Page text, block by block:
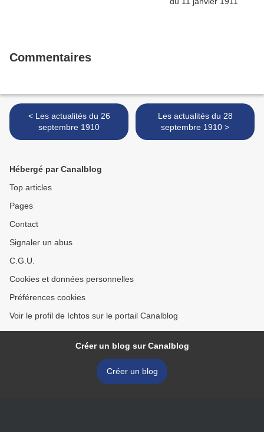
Commentaires
< Les actualités du 26
septembre 1910
Les actualités du 28
septembre 1910 >
Hébergé par Canalblog
Top articles
Pages
Contact
Signaler un abus
C.G.U.
Cookies et données personnelles
Préférences cookies
Voir le profil de Ichtos sur le portail Canalblog
Créer un blog sur Canalblog
Créer un blog